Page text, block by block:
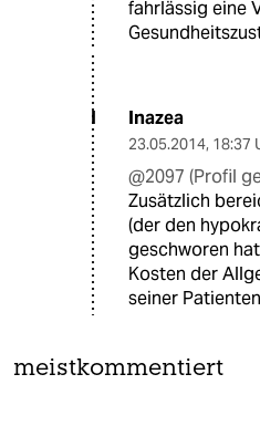
fahrlässig eine
I Inazea
23.05.2014, 18:37
@2097 (Profil
Zusätzlich
(der den
geschworen
Kosten der
seiner
meistkommentiert